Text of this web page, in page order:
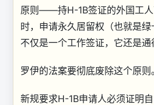
原则——持H-1B签证的外国工人
时，申请永久居留权（也就是
不仅是一个工作签证，它还是通
罗伊的法案要彻底废除这个原则。
新规要求H-1B申请人必须证明